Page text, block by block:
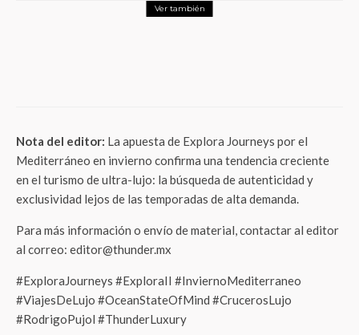
Ver también
Nota del editor: La apuesta de Explora Journeys por el
Mediterráneo en invierno confirma una tendencia creciente
en el turismo de ultra-lujo: la búsqueda de autenticidad y
exclusividad lejos de las temporadas de alta demanda.
Para más información o envío de material, contactar al editor
al correo: editor@thunder.mx
#ExploraJourneys #ExploraII #InviernoMediterraneo
#ViajesDeLujo #OceanStateOfMind #CrucerosLujo
#RodrigoPujol #ThunderLuxury